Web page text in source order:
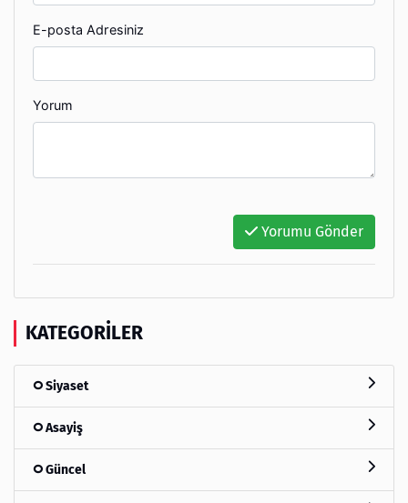
E-posta Adresiniz
Yorum
Yorumu Gönder
KATEGORILER
Siyaset
Asayiş
Güncel